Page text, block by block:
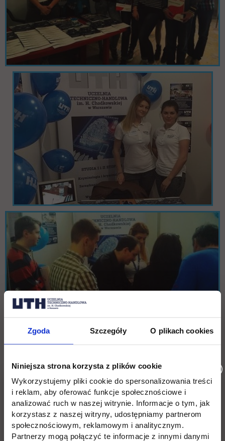
Zgoda Szczegóły O plikach cookies
Niniejsza strona korzysta z plików cookie
Wykorzystujemy pliki cookie do spersonalizowania treści
i reklam, aby oferować funkcje społecznościowe i
analizować ruch w naszej witrynie. Informacje o tym, jak
korzystasz z naszej witryny, udostępniamy partnerom
społecznościowym, reklamowym i analitycznym.
Partnerzy mogą połączyć te informacje z innymi danymi